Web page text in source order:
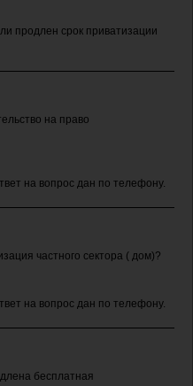
продлен срок приватизации
на право
на вопрос дан по телефону.
частного сектора ( дом)?
на вопрос дан по телефону.
бесплатная